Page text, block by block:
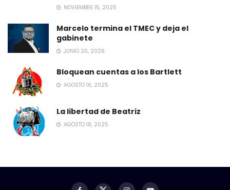
NOVIEMBRE 15, 2025
Marcelo termina el TMEC y deja el
gabinete
JUNIO 20, 2026
Bloquean cuentas a los Bartlett
AGOSTO 16, 2025
La libertad de Beatriz
AGOSTO 18, 2025